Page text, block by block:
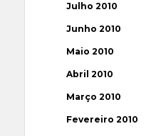
Julho 2010
Junho 2010
Maio 2010
Abril 2010
Março 2010
Fevereiro 2010